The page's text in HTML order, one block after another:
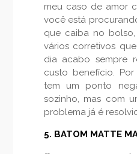
meu caso de amor
você está
que caiba no
vários corretivos
dia acabo sempre
custo benefício.
tem um ponto
sozinho, mas com
problema já é
5. BATOM MATTE